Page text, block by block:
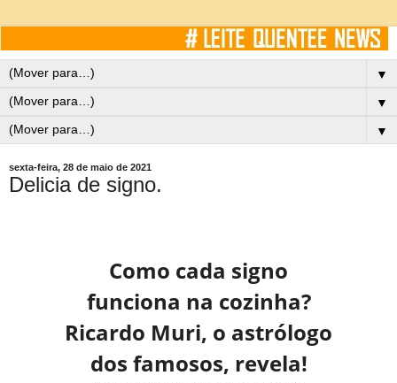
▼
▼
▼
sexta-feira, 28 de maio de 2021
Delicia de signo.
Como cada signo
funciona na cozinha?
Ricardo Muri, o astrólogo
dos famosos, revela!